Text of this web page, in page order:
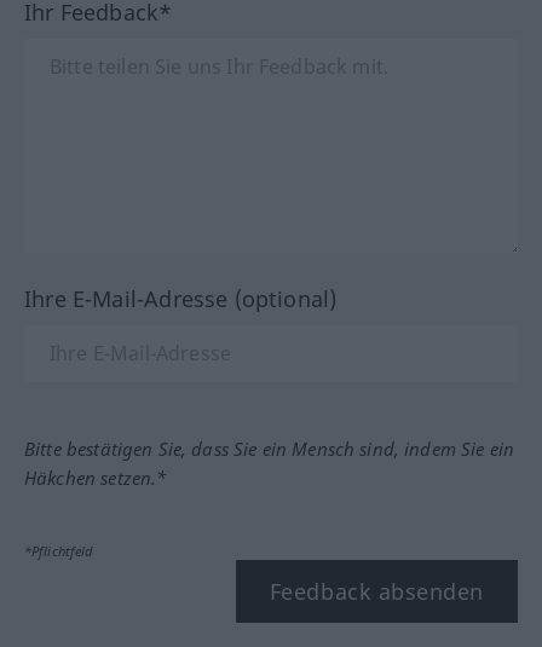
Ihr Feedback*
Ihre E-Mail-Adresse (optional)
Bitte bestätigen Sie, dass Sie ein Mensch sind, indem Sie ein
Häkchen setzen.*
*Pflichtfeld
Feedback absenden